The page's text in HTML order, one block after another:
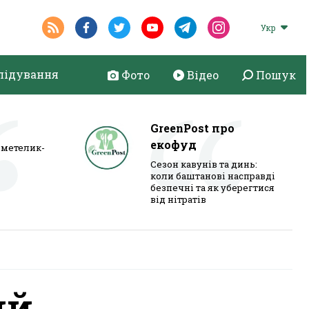
Укр
Фото Відео Пошук
GreenPost про
екофуд
Сезон кавунів та динь:
коли баштанові насправді
безпечні та як уберегтися
від нітратів